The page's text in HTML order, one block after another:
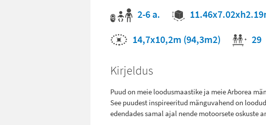
2-6 a.
14,7x10,2m (94,3m2)
29
Kirjeldus
Puud on meie loodusmaastike ja meie Arborea
See puudest inspireeritud mänguvahend on
edendades samal ajal nende motoorsete oskuste